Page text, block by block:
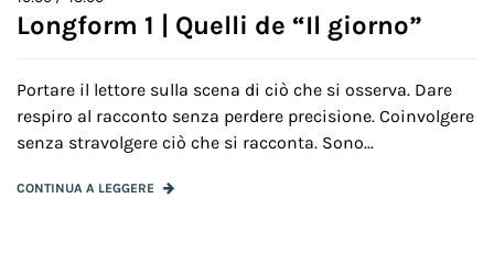
Longform 1 | Quelli de “Il giorno”
Portare il lettore sulla scena di ciò che si osserva. Dare
respiro al racconto senza perdere precisione. Coinvolgere
senza stravolgere ciò che si racconta. Sono...
CONTINUA A LEGGERE